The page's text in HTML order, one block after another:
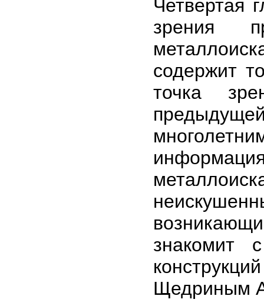
Четвертая
зрения
содержит
точка
знакомит
Щедриным